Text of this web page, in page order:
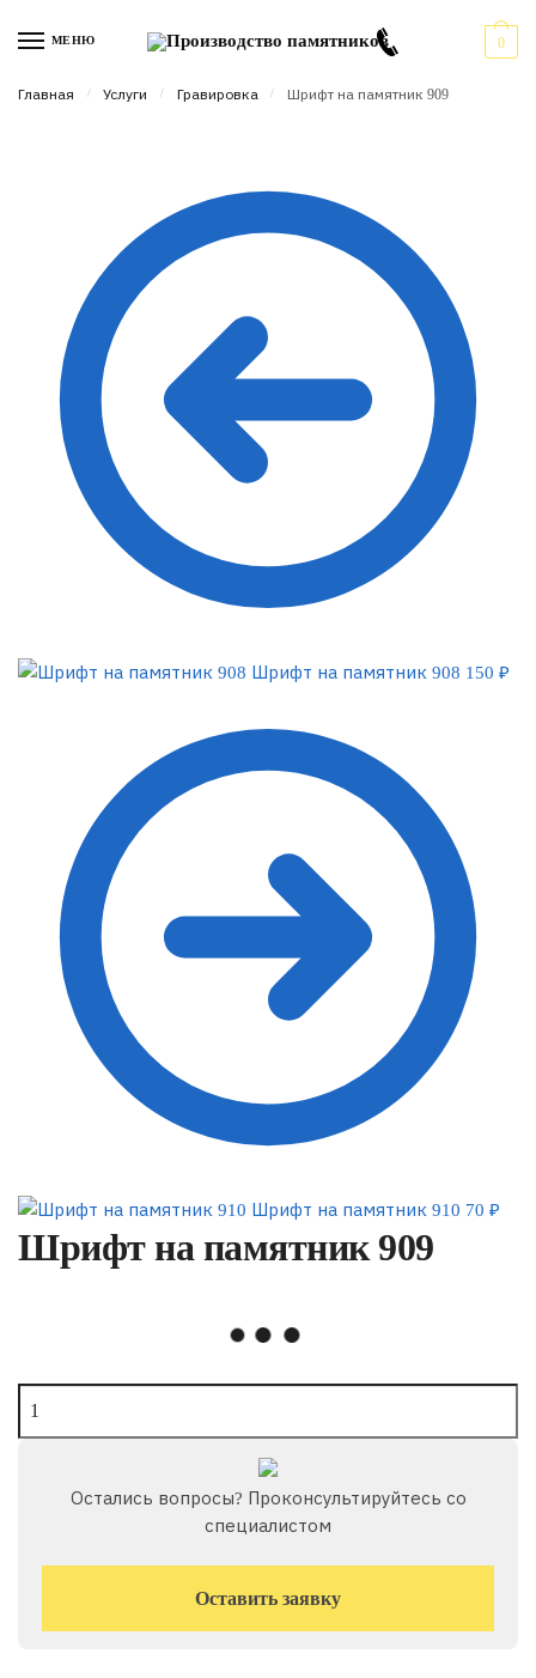
МЕНЮ 0
Главная / Услуги / Гравировка / Шрифт на памятник 909
Шрифт на памятник 908 150 ₽
Шрифт на памятник 910 70 ₽
Шрифт на памятник 909
Остались вопросы? Проконсультируйтесь со
специалистом
Оставить заявку